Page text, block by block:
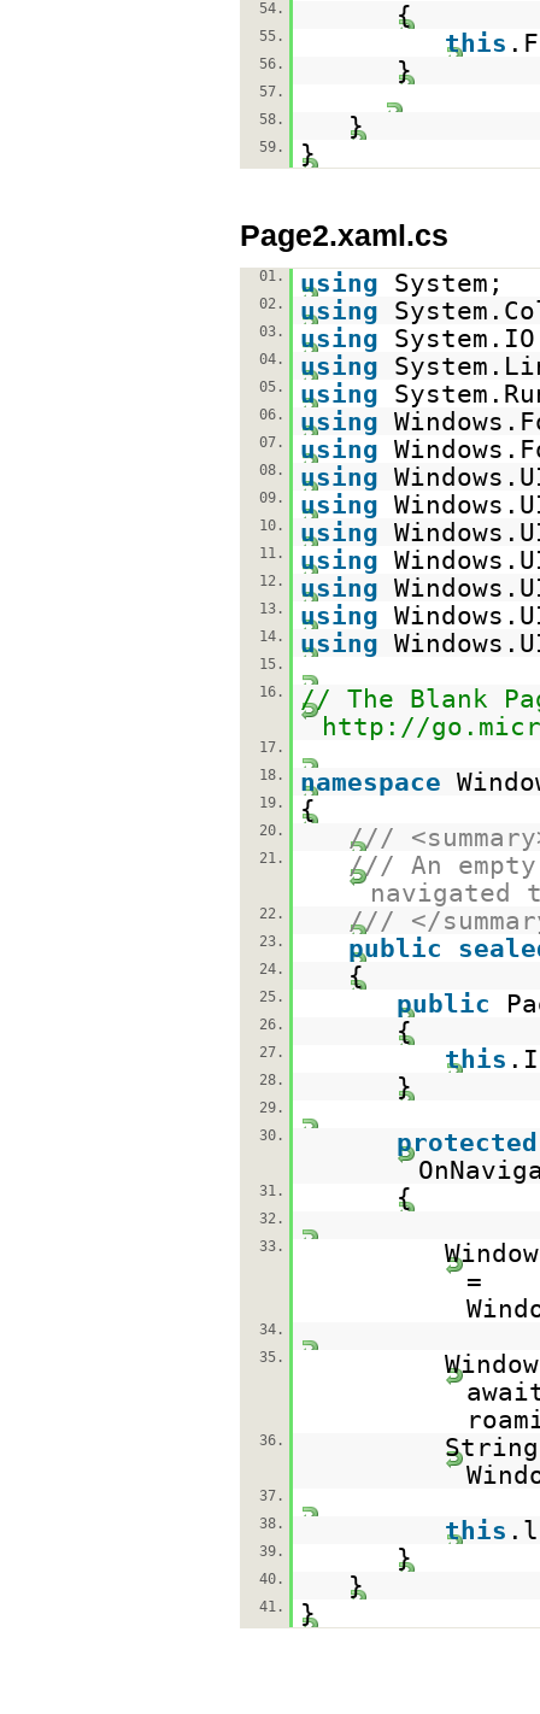
54. {
55. this
56. }
57.
58.
}
59. }
Page2.xaml.cs
01. using System;
02. using
03. using
04. using
05. using
06. using
07. using
08. using
09. using
10. using
11. using
12. using
13. using
14. using
15.
16.
// The Blank
http://
17.
18.
namespace
19. {
20. ///
21.
/// An
navigated
22. /// </
23. public
24. {
25. public
26. {
27. this
28. }
29.
30.
protected
31. {
32.
33.
=
34.
35.
36.
37.
38.
this
39. }
40. }
41. }